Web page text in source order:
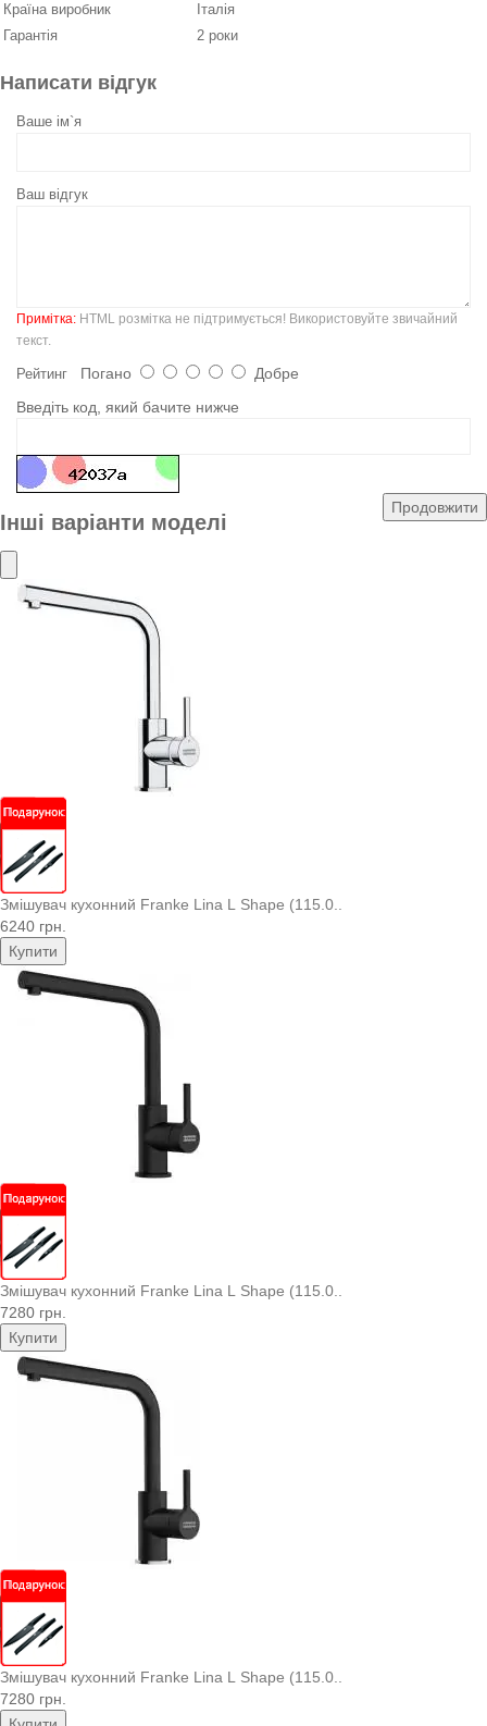
Країна виробник
Італія
Гарантія
2 роки
Написати відгук
Ваше ім`я
Ваш відгук
Примітка: HTML розмітка не підтримується! Використовуйте звичайний
текст.
Рейтинг Погано
Добре
Введіть код, який бачите нижче
Продовжити
Інші варіанти моделі
Змішувач кухонний Franke Lina L Shape (115.0..
6240 грн.
Купити
Змішувач кухонний Franke Lina L Shape (115.0..
7280 грн.
Купити
Змішувач кухонний Franke Lina L Shape (115.0..
7280 грн.